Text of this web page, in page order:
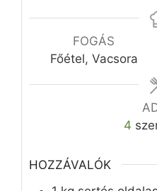
FOGÁS
Főétel, Vacsora
4
HOZZÁVALÓK